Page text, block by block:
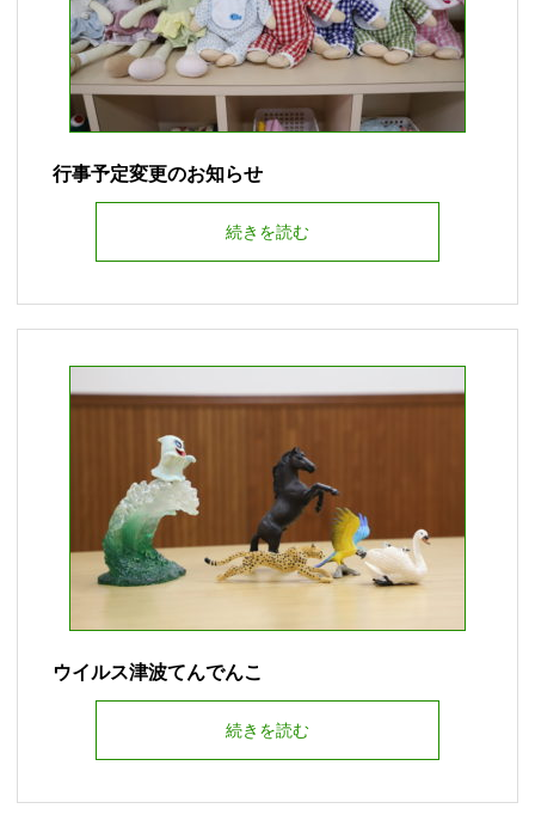
行事予定変更のお知らせ
続きを読む
ウイルス津波てんでんこ
続きを読む